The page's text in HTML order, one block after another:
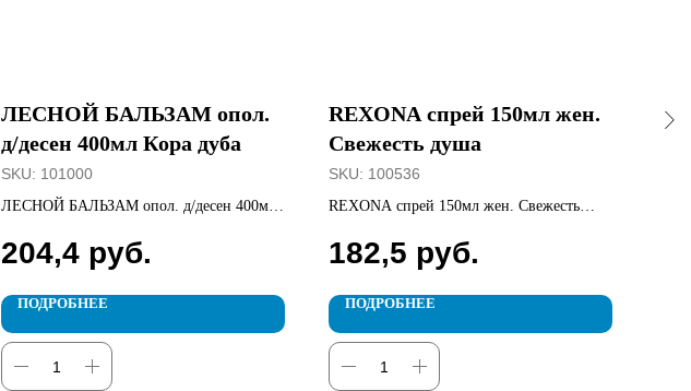
ЛЕСНОЙ БАЛЬЗАМ опол.
д/десен 400мл Кора дуба
SKU: 101000
ЛЕСНОЙ БАЛЬЗАМ опол. д/десен 400мл
204,4 руб.
ПОДРОБНЕЕ
REXONA спрей 150мл жен.
Свежесть душа
SKU: 100536
REXONA спрей 150мл жен. Свежесть
182,5 руб.
ПОДРОБНЕЕ